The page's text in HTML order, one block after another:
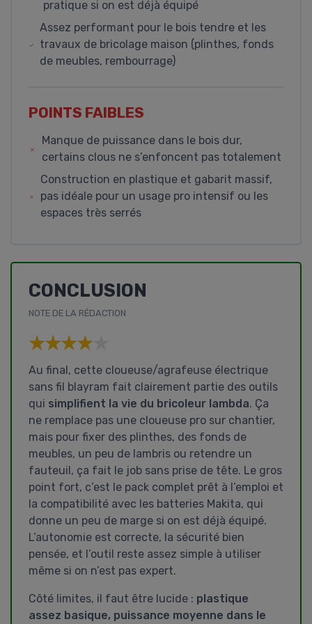
pratique si on est déjà équipé
Assez performant pour le bois tendre et les
travaux de bricolage maison (plinthes, fonds
de meubles, rembourrage)
POINTS FAIBLES
Manque de puissance dans le bois dur,
certains clous ne s’enfoncent pas totalement
Construction en plastique et gabarit massif,
pas idéale pour un usage pro intensif ou les
espaces très serrés
CONCLUSION
NOTE DE LA RÉDACTION
★★★★★
★★★★★
Au final, cette cloueuse/agrafeuse électrique
sans fil blayram fait clairement partie des outils
qui simplifient la vie du bricoleur lambda. Ça
ne remplace pas une cloueuse pro sur chantier,
mais pour fixer des plinthes, des fonds de
meubles, un peu de lambris ou retendre un
fauteuil, ça fait le job sans prise de tête. Le gros
point fort, c’est le pack complet prêt à l’emploi et
la compatibilité avec les batteries Makita, qui
donne un peu de marge si on est déjà équipé.
L’autonomie est correcte, la sécurité bien
pensée, et l’outil reste assez simple à utiliser
même si on n’est pas expert.
Côté limites, il faut être lucide : plastique
assez basique, puissance moyenne dans le